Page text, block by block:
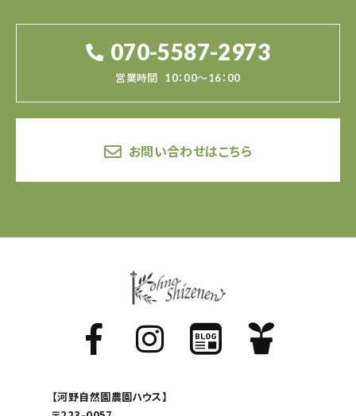
070-5587-2973
営業時間 10：00～16：00
お問い合わせはこちら
【河野自然園農園ハウス】